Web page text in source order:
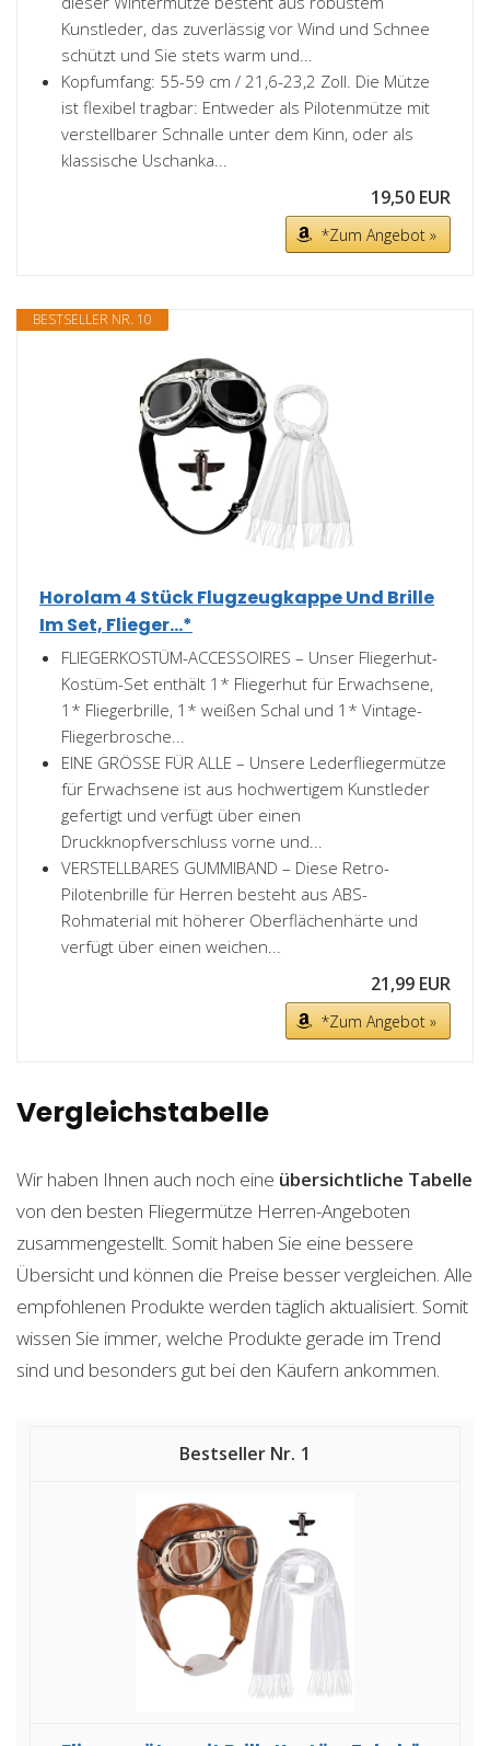
Kunstleder, das zuverlässig vor Wind und Schnee
schützt und Sie stets warm und...
Kopfumfang: 55-59 cm / 21,6-23,2 Zoll. Die Mütze
ist flexibel tragbar: Entweder als Pilotenmütze mit
verstellbarer Schnalle unter dem Kinn, oder als
klassische Uschanka...
19,50 EUR
*Zum Angebot »
BESTSELLER NR. 10
Horolam 4 Stück Flugzeugkappe Und Brille
Im Set, Flieger...*
FLIEGERKOSTÜM-ACCESSOIRES – Unser Fliegerhut-
Kostüm-Set enthält 1* Fliegerhut für Erwachsene,
1* Fliegerbrille, 1* weißen Schal und 1* Vintage-
Fliegerbrosche...
EINE GRÖSSE FÜR ALLE – Unsere Lederfliegermütze
für Erwachsene ist aus hochwertigem Kunstleder
gefertigt und verfügt über einen
Druckknopfverschluss vorne und...
VERSTELLBARES GUMMIBAND – Diese Retro-
Pilotenbrille für Herren besteht aus ABS-
Rohmaterial mit höherer Oberflächenhärte und
verfügt über einen weichen...
21,99 EUR
*Zum Angebot »
Vergleichstabelle
Wir haben Ihnen auch noch eine übersichtliche Tabelle
von den besten Fliegermütze Herren-Angeboten
zusammengestellt. Somit haben Sie eine bessere
Übersicht und können die Preise besser vergleichen. Alle
empfohlenen Produkte werden täglich aktualisiert. Somit
wissen Sie immer, welche Produkte gerade im Trend
sind und besonders gut bei den Käufern ankommen.
1